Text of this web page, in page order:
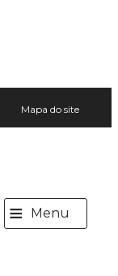
Mapa do site
≡ Menu